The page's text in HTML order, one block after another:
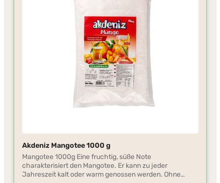
Akdeniz Mangotee 1000 g
Mangotee 1000g Eine fruchtig, süße Note
charakterisiert den Mangotee. Er kann zu jeder
Jahreszeit kalt oder warm genossen werden. Ohne